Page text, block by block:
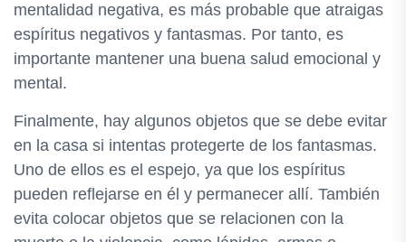
mentalidad negativa, es más probable que atraigas
espíritus negativos y fantasmas. Por tanto, es
importante mantener una buena salud emocional y
mental.
Finalmente, hay algunos objetos que se debe evitar
en la casa si intentas protegerte de los fantasmas.
Uno de ellos es el espejo, ya que los espíritus
pueden reflejarse en él y permanecer allí. También
evita colocar objetos que se relacionen con la